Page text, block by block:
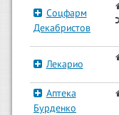
Соцфарм
Декабристов
Лекарио
Аптека
Бурденко